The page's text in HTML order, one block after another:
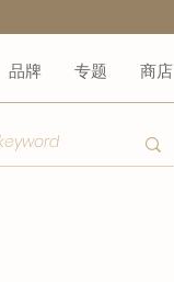
品牌 专题 商店